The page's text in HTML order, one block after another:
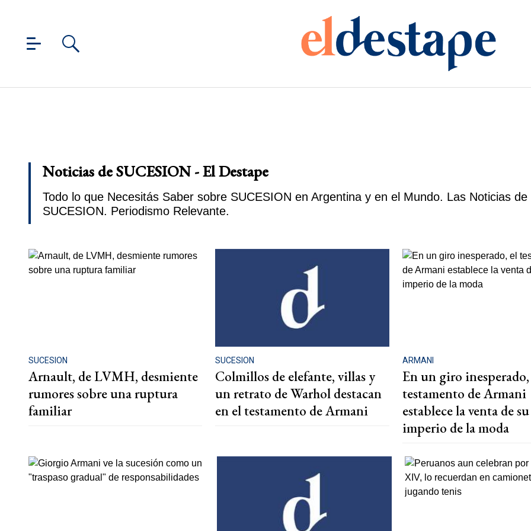
Noticias de SUCESION - El Destape
Todo lo que Necesitás Saber sobre SUCESION en Argentina y en el Mundo. Las Noticias
SUCESION. Periodismo Relevante.
SUCESION
Arnault, de LVMH, desmiente
rumores sobre una ruptura
familiar
SUCESION
Colmillos de elefante, villas y
un retrato de Warhol destacan
en el testamento de Armani
ARMANI
En un giro
testamento de Armani
establece la venta de su
imperio de la moda